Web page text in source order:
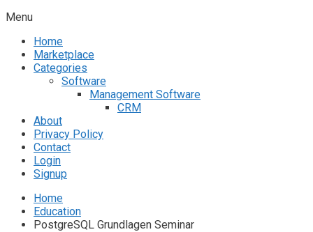
Menu
Home
Marketplace
Categories
Software
Management Software
CRM
About
Privacy Policy
Contact
Login
Signup
Home
Education
PostgreSQL Grundlagen Seminar